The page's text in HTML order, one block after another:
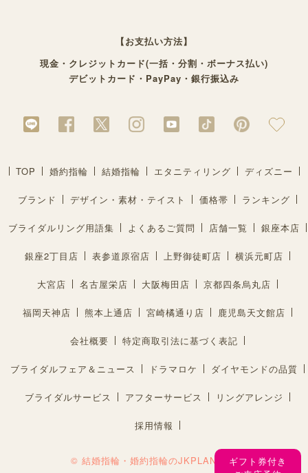
ギフト券付き
【お支払い方法】
現金・クレジットカード(一括・分割・ボーナス払い)
デビットカード・PayPay・銀行振込み
TOP 婚約指輪 結婚指輪 エタニティリング ディズニー
ブランド デザイン・素材・テイスト 価格帯 ランキング
ブライダルリング用語集 よくあるご質問 店舗一覧 銀座本店
銀座2丁目店 表参道原宿店 上野御徒町店 横浜元町店
大宮店 名古屋栄店 大阪梅田店 京都四条烏丸店
福岡天神店 熊本上通店 宮崎橘通り店 鹿児島天文館店
会社概要 特定商取引法に基づく表記
ブライダルフェア＆ニュース ドラマロケ ダイヤモンドの品質
ブライダルサービス アフターサービス リングアレンジ
採用情報
© 結婚指輪・婚約指輪のJKPLANET®︎